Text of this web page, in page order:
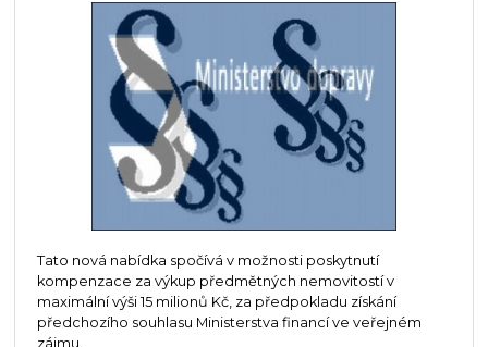
Tato nová nabídka spočívá v možnosti poskytnutí
kompenzace za výkup předmětných nemovitostí v
maximální výši 15 milionů Kč, za předpokladu získání
předchozího souhlasu Ministerstva financí ve veřejném
zájmu.